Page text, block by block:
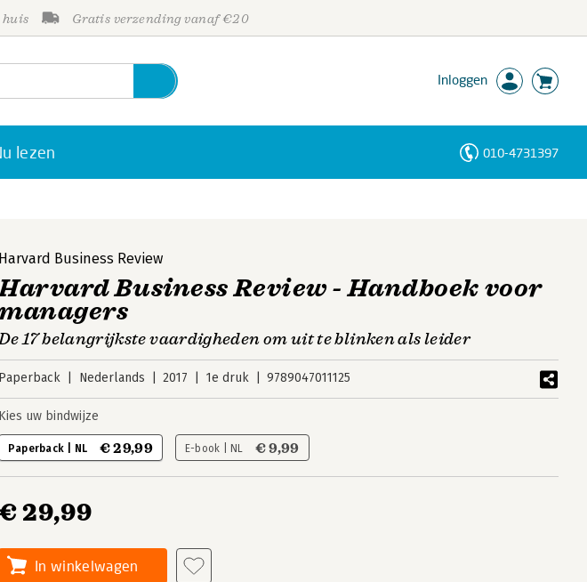
huis Gratis verzending vanaf €20
Inloggen
lezen 010-4731397
Harvard Business Review
Business Review - Handboek voor
17 belangrijkste vaardigheden om uit te blinken als leider
Paperback Nederlands 2017 1e druk 9789047011125
Kies uw bindwijze
Paperback | NL € 29,99 E-book | NL € 9,99
€ 29,99
In winkelwagen
Personen